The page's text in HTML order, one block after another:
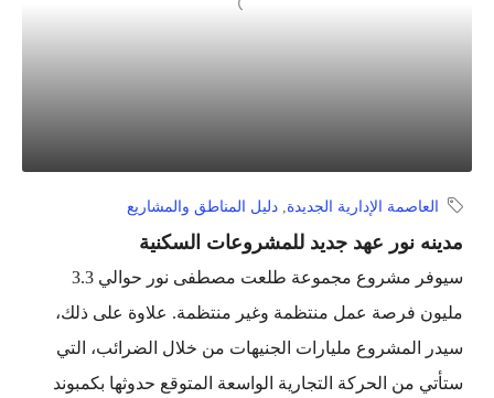
العاصمة الإدارية الجديدة, دليل المناطق والمشاريع
مدينه نور عهد جديد للمشروعات السكنية
سيوفر مشروع مجموعة طلعت مصطفى نور حوالي 3.3
مليون فرصة عمل منتظمة وغير منتظمة. علاوة على ذلك،
سيدر المشروع مليارات الجنيهات من خلال الضرائب، التي
ستأتي من الحركة التجارية الواسعة المتوقع حدوثها بكمبوند